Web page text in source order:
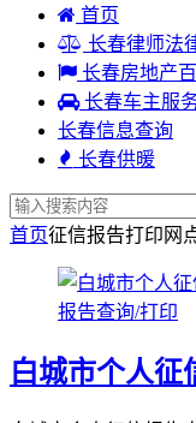
首页
长春律师法
长春房地产
长春车主服
长春信息查询
长春供暖
首页征信报告打印网
报告查询/打印
白城市个人征